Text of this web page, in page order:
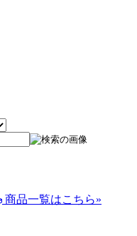
商品一覧はこちら»